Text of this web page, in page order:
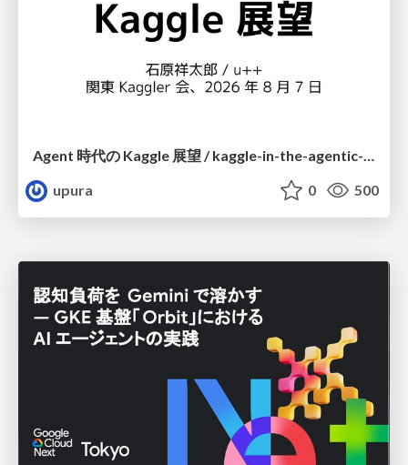
Agent 時代の Kaggle 展望 / kaggle-in-the-agentic-era
upura
0 500